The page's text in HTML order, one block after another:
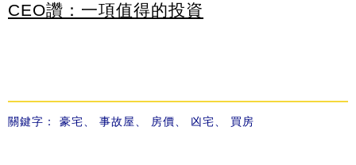
CEO讚：一項值得的投資
關鍵字： 豪宅 事故屋 房價 凶宅 買房